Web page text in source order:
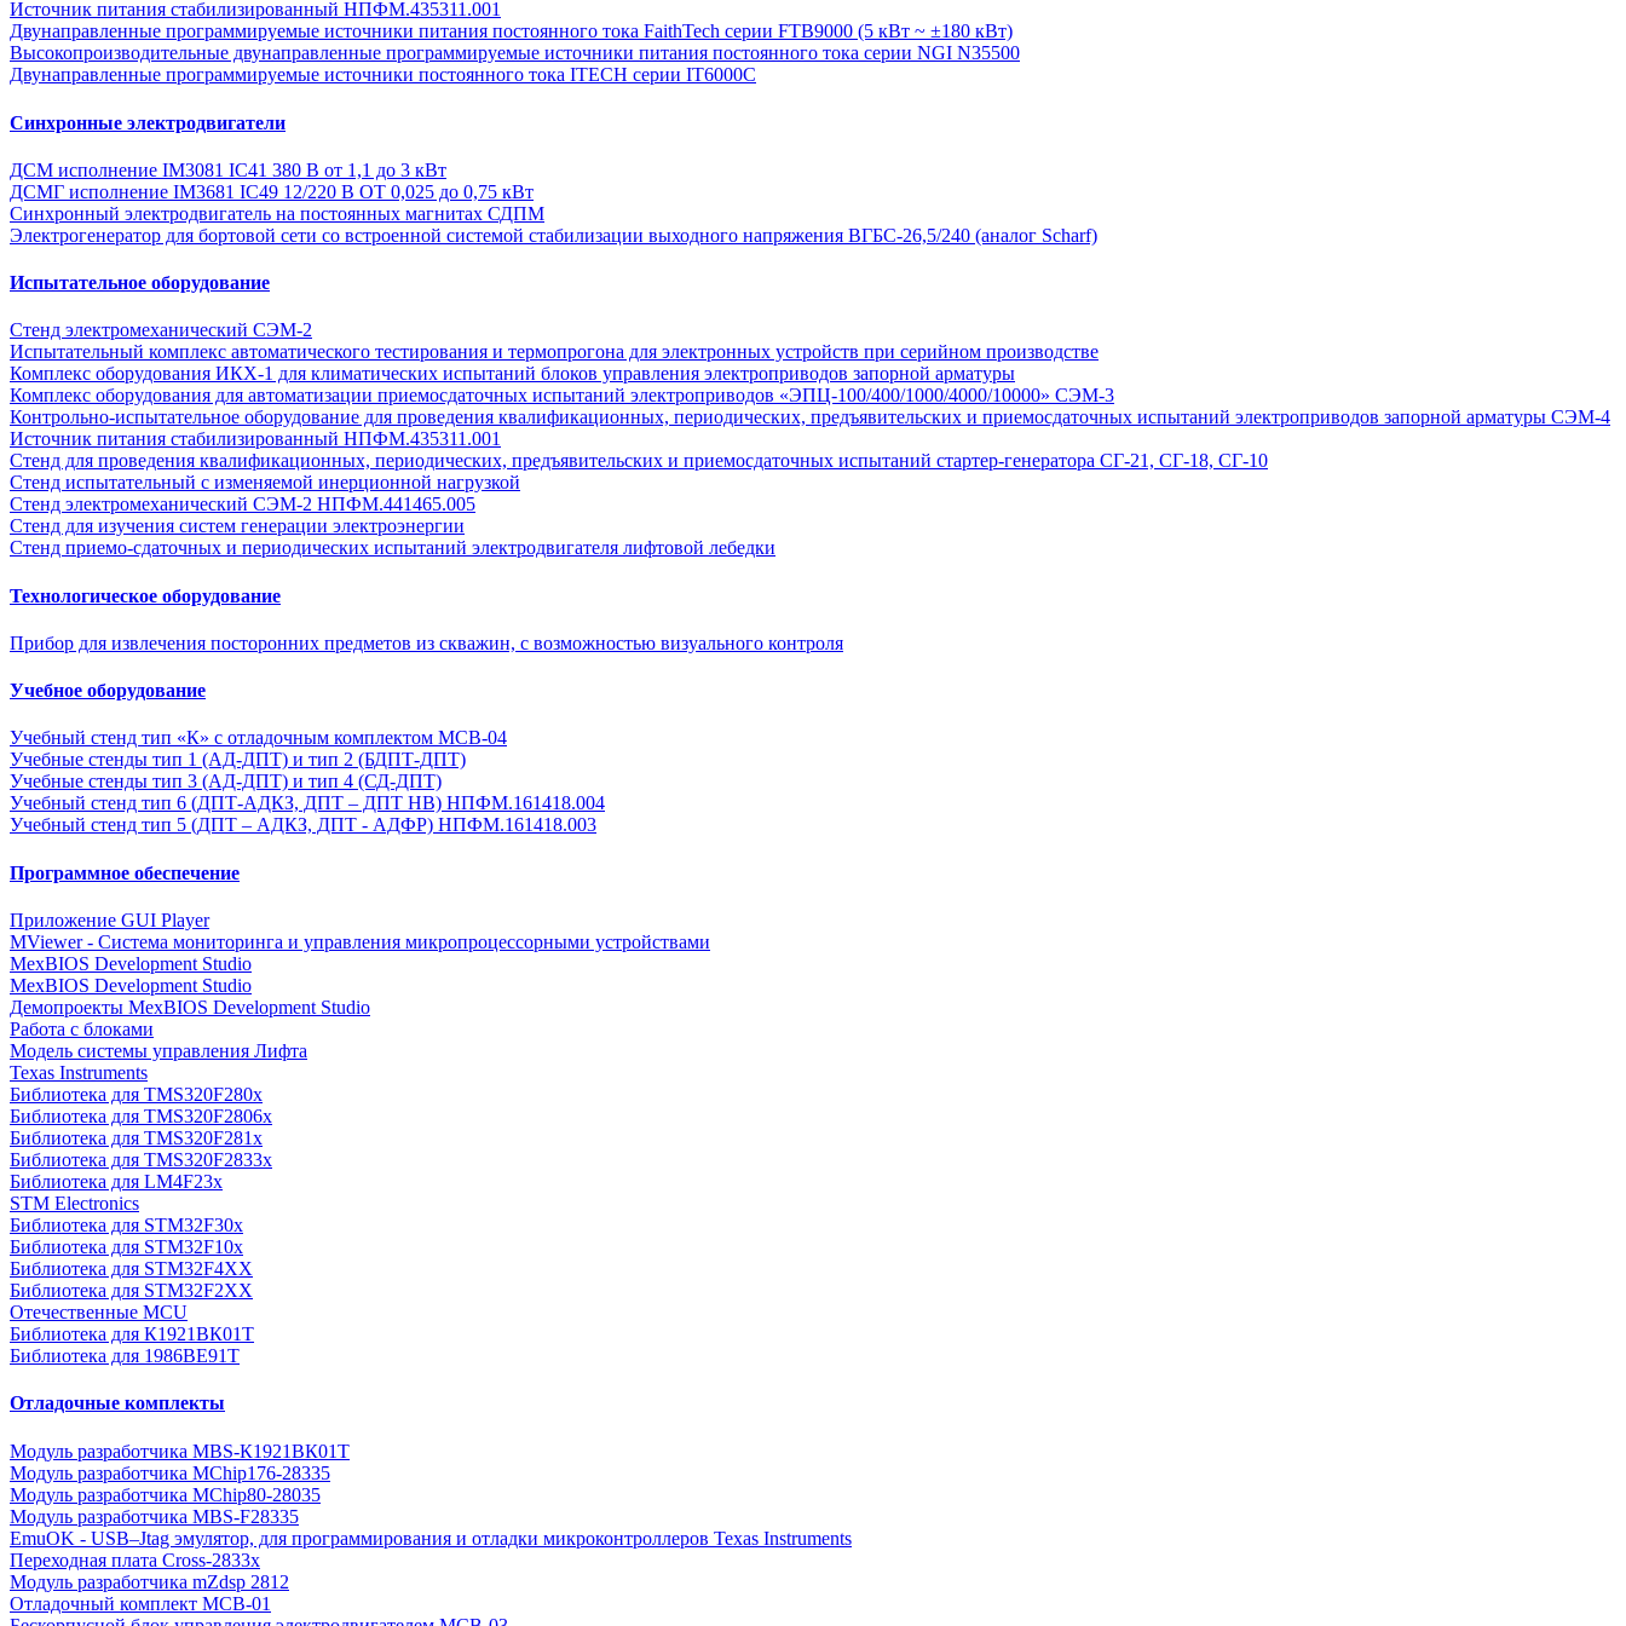
Источник питания стабилизированный НПФМ.435311.001
Двунаправленные программируемые источники питания постоянного тока FaithTech серии FTB9000 (5 кВт ~ ±180 кВт)
Высокопроизводительные двунаправленные программируемые источники питания постоянного тока серии NGI N35500
Двунаправленные программируемые источники постоянного тока ITECH серии IT6000C
Синхронные электродвигатели
ДСМ исполнение IM3081 IC41 380 В от 1,1 до 3 кВт
ДСМГ исполнение IM3681 IC49 12/220 В ОТ 0,025 до 0,75 кВт
Синхронный электродвигатель на постоянных магнитах СДПМ
Электрогенератор для бортовой сети со встроенной системой стабилизации выходного напряжения ВГБС-26,5/240 (аналог Scharf)
Испытательное оборудование
Стенд электромеханический СЭМ-2
Испытательный комплекс автоматического тестирования и термопрогона для электронных устройств при серийном производстве
Комплекс оборудования ИКХ-1 для климатических испытаний блоков управления электроприводов запорной арматуры
Комплекс оборудования для автоматизации приемосдаточных испытаний электроприводов «ЭПЦ-100/400/1000/4000/10000» СЭМ-3
Контрольно-испытательное оборудование для проведения квалификационных, периодических, предъявительских и приемосдаточных испытаний электроприводов запорной арматуры СЭМ-4
Источник питания стабилизированный НПФМ.435311.001
Стенд для проведения квалификационных, периодических, предъявительских и приемосдаточных испытаний стартер-генератора СГ-21, СГ-18, СГ-10
Стенд испытательный с изменяемой инерционной нагрузкой
Стенд электромеханический СЭМ-2 НПФМ.441465.005
Стенд для изучения систем генерации электроэнергии
Стенд приемо-сдаточных и периодических испытаний электродвигателя лифтовой лебедки
Технологическое оборудование
Прибор для извлечения посторонних предметов из скважин, с возможностью визуального контроля
Учебное оборудование
Учебный стенд тип «К» с отладочным комплектом MCB-04
Учебные стенды тип 1 (АД-ДПТ) и тип 2 (БДПТ-ДПТ)
Учебные стенды тип 3 (АД-ДПТ) и тип 4 (СД-ДПТ)
Учебный стенд тип 6 (ДПТ-АДКЗ, ДПТ – ДПТ НВ) НПФМ.161418.004
Учебный стенд тип 5 (ДПТ – АДКЗ, ДПТ - АДФР) НПФМ.161418.003
Программное обеспечение
Приложение GUI Player
MViewer - Система мониторинга и управления микропроцессорными устройствами
MexBIOS Development Studio
MexBIOS Development Studio
Демопроекты MexBIOS Development Studio
Работа с блоками
Модель системы управления Лифта
Texas Instruments
Библиотека для TMS320F280x
Библиотека для TMS320F2806x
Библиотека для TMS320F281x
Библиотека для TMS320F2833x
Библиотека для LM4F23x
STM Electronics
Библиотека для STM32F30x
Библиотека для STM32F10x
Библиотека для STM32F4XX
Библиотека для STM32F2XX
Отечественные MCU
Библиотека для К1921ВК01Т
Библиотека для 1986BE91T
Отладочные комплекты
Модуль разработчика MBS-К1921ВК01Т
Модуль разработчика MChip176-28335
Модуль разработчика MChip80-28035
Модуль разработчика MBS-F28335
EmuOK - USB–Jtag эмулятор, для программирования и отладки микроконтроллеров Texas Instruments
Переходная плата Cross-2833x
Модуль разработчика mZdsp 2812
Отладочный комплект MCB-01